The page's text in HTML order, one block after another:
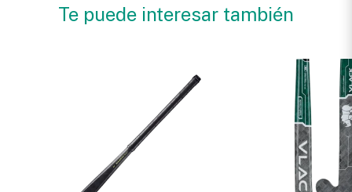
Te puede interesar también